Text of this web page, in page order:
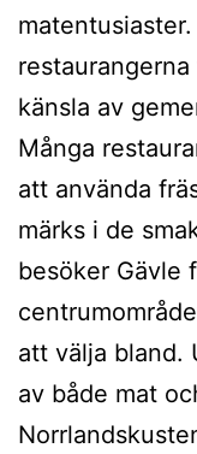
känsla av
Många
att använda
märks i de
besöker Gävle
att välja bland.
av både mat